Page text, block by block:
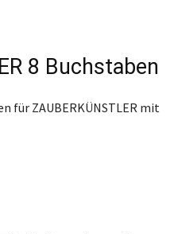
8 Buchstaben
für ZAUBERKÜNSTLER mit